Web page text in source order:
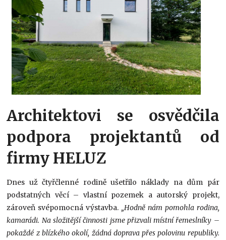
Architektovi se osvědčila
podpora projektantů od
firmy HELUZ
Dnes už čtyřčlenné rodině ušetřilo náklady na dům pár
podstatných věcí – vlastní pozemek a autorský projekt,
zároveň svépomocná výstavba. „Hodně nám pomohla rodina,
kamarádi. Na složitější činnosti jsme přizvali místní řemeslníky –
pokaždé z blízkého okolí, žádná doprava přes polovinu republiky.